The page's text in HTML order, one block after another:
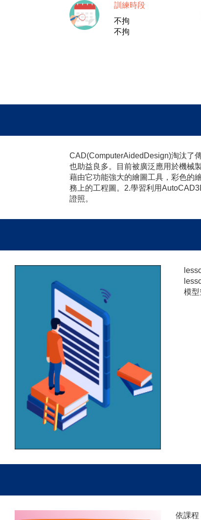
訓練時段
不拘
不拘
CAD(ComputerAidedDesign)淘汰了
也助益良多。目前被廣泛應用於機械
藉由它功能強大的繪圖工具，彩色的
務上的工程圖。2.學習利用
證照。
模
依課程